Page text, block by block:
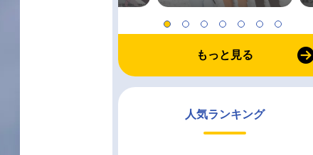
もっと見る
人気ランキング